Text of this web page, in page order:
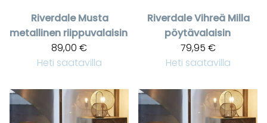
Riverdale Musta
metallinen riippuvalaisin
89,00 €
Heti saatavilla
RiverdaleVihreä Milla
pöytävalaisin
79,95 €
Heti saatavilla